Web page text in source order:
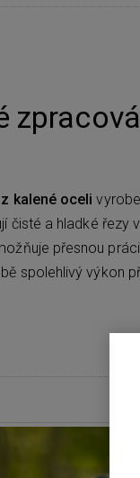
kalené oceli
čisté a hladké řezy
přesnou
spolehlivý výkon